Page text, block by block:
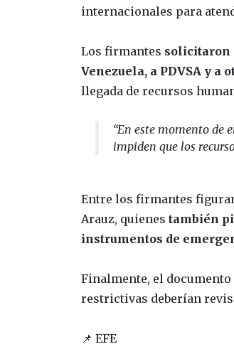
internacionales para
Los firmantes solicitaron
Venezuela, a PDVSA y a
llegada de recursos
“En este momento de
impiden que los
Entre los firmantes
Arauz, quienes también
instrumentos de
Finalmente, el
restrictivas deberían
📌 EFE